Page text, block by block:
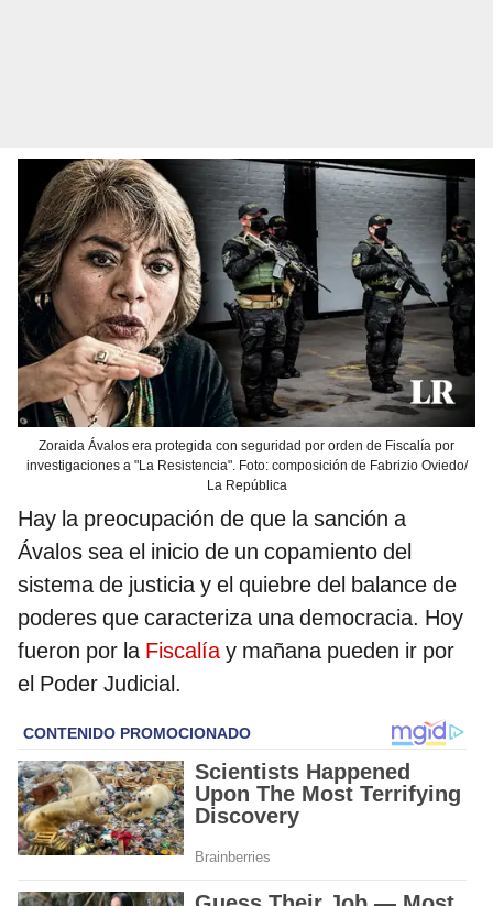
Zoraida Ávalos era protegida con seguridad por orden de Fiscalía por
investigaciones a "La Resistencia". Foto: composición de Fabrizio Oviedo/
La República
Hay la preocupación de que la sanción a
Ávalos sea el inicio de un copamiento del
sistema de justicia y el quiebre del balance de
poderes que caracteriza una democracia. Hoy
fueron por la Fiscalíay mañana pueden ir por
el Poder Judicial.